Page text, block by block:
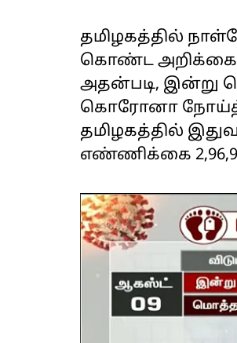
தமிழகத்தில்
கொண்ட அறிக்கையை
அதன்படி, இன்று
கொரோனா நோய்த்
தமிழகத்தில்
எண்ணிக்கை